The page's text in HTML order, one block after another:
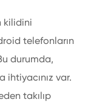
kilidini
telefonların
durumda,
ihtiyacınız var.
takılıp